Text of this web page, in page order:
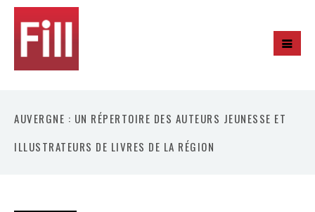
AUVERGNE : UN RÉPERTOIRE DES AUTEURS JEUNESSE ET
ILLUSTRATEURS DE LIVRES DE LA RÉGION